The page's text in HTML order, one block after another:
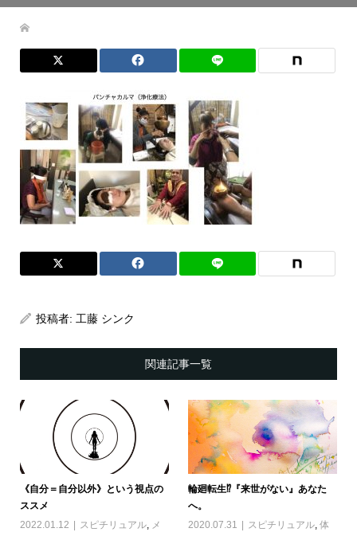
投稿者: 工藤 シンク
関連記事一覧
《自分＝自分以外》という視点の
ススメ
2022.01.12
スピチリュアル, メ
輪廻転生⁉︎『来世がない』あなた
へ。
2020.07.31
スピチリュアル,体